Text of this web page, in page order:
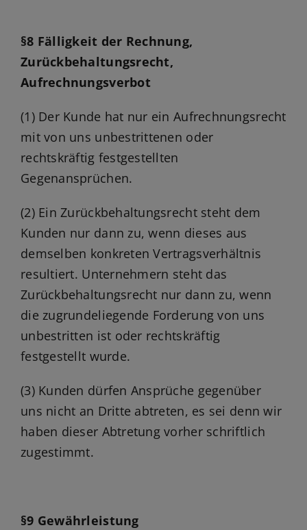
§8 Fälligkeit der Rechnung,
Zurückbehaltungsrecht,
Aufrechnungsverbot
(1) Der Kunde hat nur ein Aufrechnungsrecht
mit von uns unbestrittenen oder
rechtskräftig festgestellten
Gegenansprüchen.
(2) Ein Zurückbehaltungsrecht steht dem
Kunden nur dann zu, wenn dieses aus
demselben konkreten Vertragsverhältnis
resultiert. Unternehmern steht das
Zurückbehaltungsrecht nur dann zu, wenn
die zugrundeliegende Forderung von uns
unbestritten ist oder rechtskräftig
festgestellt wurde.
(3) Kunden dürfen Ansprüche gegenüber
uns nicht an Dritte abtreten, es sei denn wir
haben dieser Abtretung vorher schriftlich
zugestimmt.
§9 Gewährleistung